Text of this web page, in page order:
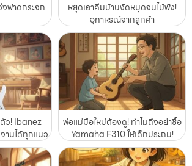
งฟาดกระจก
หยุดเอาคีมบ้านงัดหมุดจนไม้พัง!
อุทาหรณ์จากลูกค้า
ว! Ibanez
านได้ทุกแนว
พ่อแม่มือใหม่ต้องดู! ทำไมถึงอย่าซื้อ
Yamaha F310 ให้เด็กประถม!